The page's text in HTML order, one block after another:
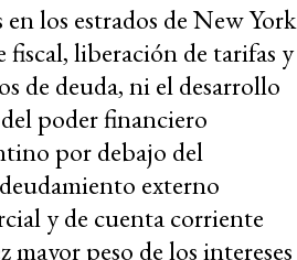
los estrados de New York
liberación de tarifas y
de deuda, ni el desarrollo
poder financiero
por debajo del
externo
y de cuenta corriente
mayor peso de los intereses